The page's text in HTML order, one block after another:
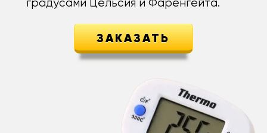
градусами Цельсия и Фаренгейта.
ЗАКАЗАТЬ